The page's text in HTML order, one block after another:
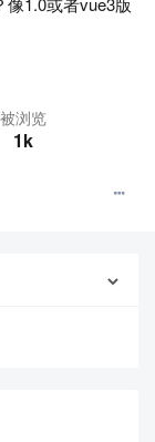
被浏览
1k